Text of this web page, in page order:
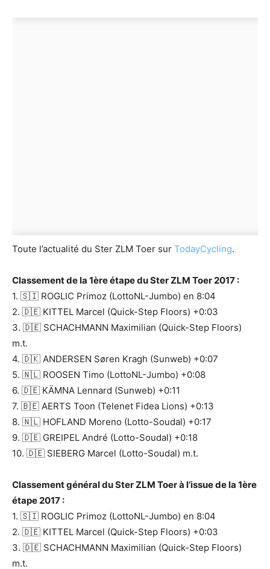
Toute l’actualité du Ster ZLM Toer sur TodayCycling.
Classement de la 1ère étape du Ster ZLM Toer 2017 :
1. 🇸🇮 ROGLIC Primoz (LottoNL-Jumbo) en 8:04
2. 🇩🇪 KITTEL Marcel (Quick-Step Floors) +0:03
3. 🇩🇪 SCHACHMANN Maximilian (Quick-Step Floors)
m.t.
4. 🇩🇰 ANDERSEN Søren Kragh (Sunweb) +0:07
5. 🇳🇱 ROOSEN Timo (LottoNL-Jumbo) +0:08
6. 🇩🇪 KÄMNA Lennard (Sunweb) +0:11
7. 🇧🇪 AERTS Toon (Telenet Fidea Lions) +0:13
8. 🇳🇱 HOFLAND Moreno (Lotto-Soudal) +0:17
9. 🇩🇪 GREIPEL André (Lotto-Soudal) +0:18
10. 🇩🇪 SIEBERG Marcel (Lotto-Soudal) m.t.
Classement général du Ster ZLM Toer à l’issue de la 1ère
étape 2017 :
1. 🇸🇮 ROGLIC Primoz (LottoNL-Jumbo) en 8:04
2. 🇩🇪 KITTEL Marcel (Quick-Step Floors) +0:03
3. 🇩🇪 SCHACHMANN Maximilian (Quick-Step Floors)
m.t.